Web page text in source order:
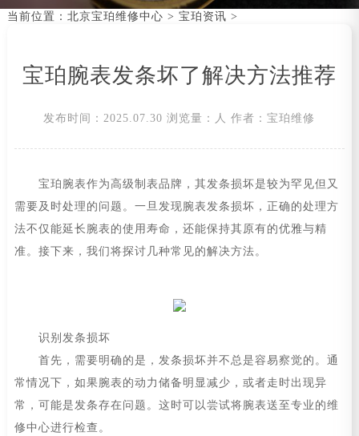
当前位置： 北京宝珀维修中心 > 宝珀资讯 >
宝珀腕表发条坏了解决方法推荐
发布时间：2025.07.30 浏览量： 人 作者：宝珀维修
宝珀腕表作为高级制表品牌，其发条损坏是较为罕见但又
需要及时处理的问题。一旦发现腕表发条损坏，正确的处理方
法不仅能延长腕表的使用寿命，还能保持其原有的优雅与精
准。接下来，我们将探讨几种常见的解决方法。
识别发条损坏
首先，需要明确的是，发条损坏并不总是容易察觉的。通
常情况下，如果腕表的动力储备明显减少，或者走时出现异
常，可能是发条存在问题。这时可以尝试将腕表送至专业的维
修中心进行检查。